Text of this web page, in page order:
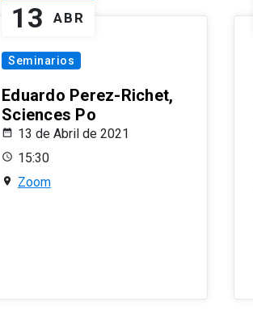
13 ABR
Seminarios
Eduardo Perez-Richet,
Sciences Po
13 de Abril de 2021
15:30
Zoom